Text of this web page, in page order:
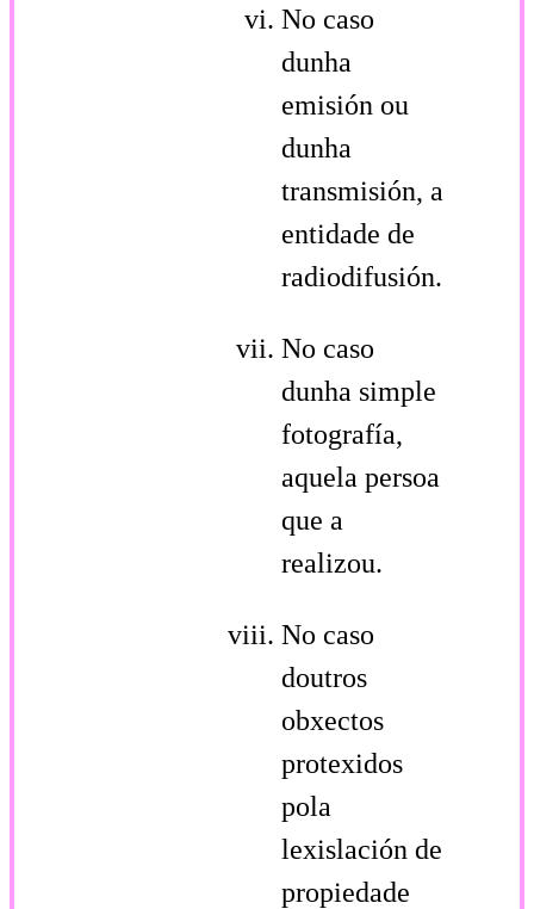
No caso
dunha
emisión ou
dunha
transmisión, a
entidade de
radiodifusión.
No caso
dunha simple
fotografía,
aquela persoa
que a
realizou.
No caso
doutros
obxectos
protexidos
pola
lexislación de
propiedade